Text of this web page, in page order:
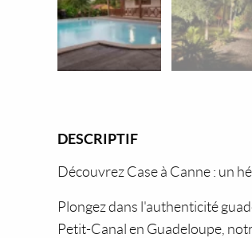
DESCRIPTIF
Découvrez Case à Canne : un
Plongez dans l'authenticité
Petit-Canal en Guadeloupe,